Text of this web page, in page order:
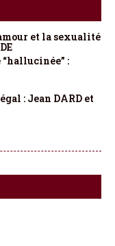
et la sexualité
:
: Jean DARD et